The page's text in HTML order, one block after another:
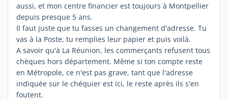
aussi, et mon centre financier est toujours à Montpellier
depuis presque 5 ans.
Il faut juste que tu fasses un changement d'adresse. Tu
vas à la Poste, tu remplies leur papier et puis voilà.
A savoir qu'à La Réunion, les commerçants refusent tous
chèques hors département. Même si ton compte reste
en Métropole, ce n'est pas grave, tant que l'adresse
indiquée sur le chéquier est ici, le reste après ils s'en
foutent.